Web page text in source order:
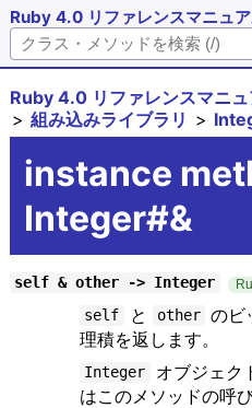
Ruby 4.0 リファレンスマニュ
Ruby 4.0 リファレンスマニ
組み込みライブラリ
instance
Integer#&
self & other -> Integer
self と other のビ
理積を返します。
Integer オブジェク
はこのメソッドの呼